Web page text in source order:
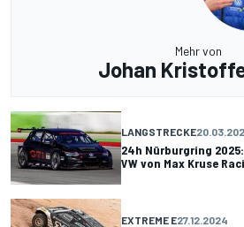
Mehr von
Johan
LANGSTRECKE
24h Nürburgring
VW von Max Kruse
EXTREME E27.12.2024